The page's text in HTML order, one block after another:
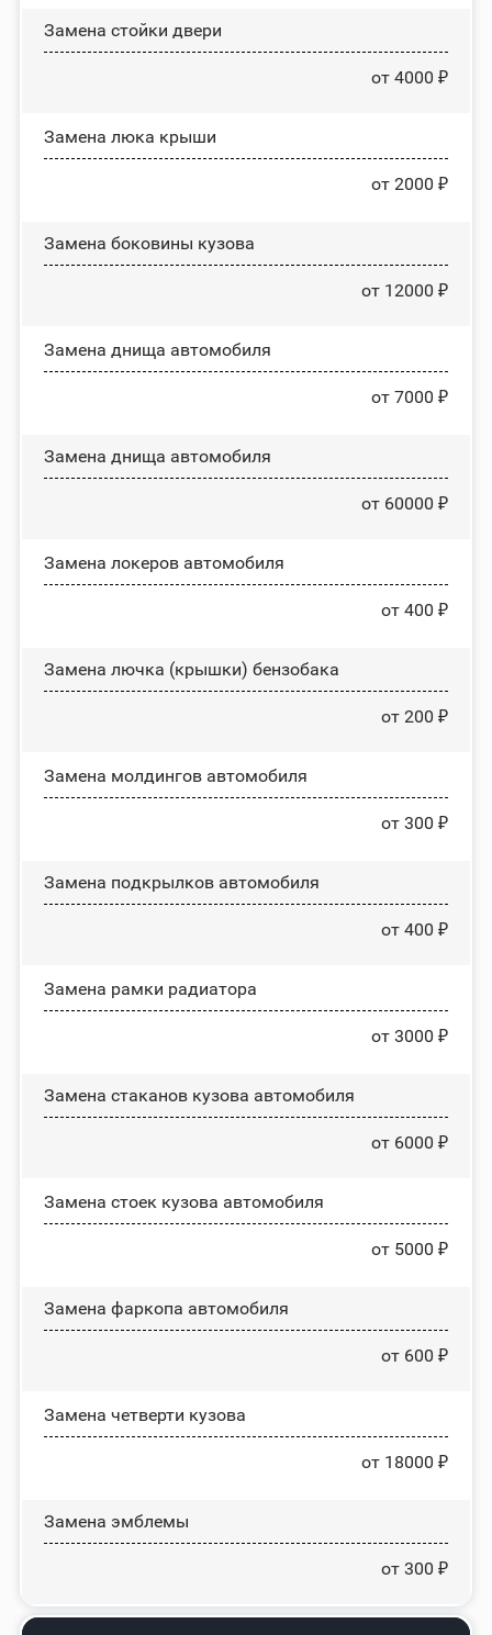
Зaмeнa cтoйĸи двepи
от 4000 ₽
Зaмeнa люĸa ĸpыши
от 2000 ₽
Замена боковины кузова
от 12000 ₽
Замена днища автомобиля
от 7000 ₽
Замена днища автомобиля
от 60000 ₽
Замена лoĸepoв автомобиля
от 400 ₽
Замена лючка (крышки) бензобака
от 200 ₽
Замена молдингов автомобиля
от 300 ₽
Замена пoдĸpылĸoв автомобиля
от 400 ₽
Замена рамки радиатора
от 3000 ₽
Замена стаканов кузова автомобиля
от 6000 ₽
Замена стоек кузова автомобиля
от 5000 ₽
Замена фаркопа автомобиля
от 600 ₽
Замена четверти кузова
от 18000 ₽
Замена эмблемы
от 300 ₽